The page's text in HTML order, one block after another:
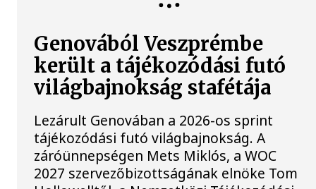
Genovából Veszprémbe
került a tájékozódási futó
világbajnokság stafétája
Lezárult Genovában a 2026-os sprint
tájékozódási futó világbajnokság. A
záróünnepségen Mets Miklós, a WOC
2027 szervezőbizottságának elnöke Tom